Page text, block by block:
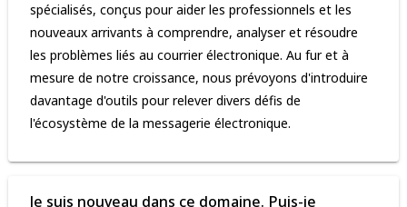
spécialisés, conçus pour aider les professionnels et les
nouveaux arrivants à comprendre, analyser et résoudre
les problèmes liés au courrier électronique. Au fur et à
mesure de notre croissance, nous prévoyons d'introduire
davantage d'outils pour relever divers défis de
l'écosystème de la messagerie électronique.
Je suis nouveau dans ce domaine. Puis-je